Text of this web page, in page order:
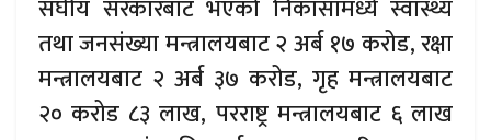
संघीय सरकारबाट भएको निकासामध्ये स्वास्थ्य
तथा जनसंख्या मन्त्रालयबाट २ अर्ब १७ करोड, रक्षा
मन्त्रालयबाट २ अर्ब ३७ करोड, गृह मन्त्रालयबाट
२० करोड ८३ लाख, परराष्ट्र मन्त्रालयबाट ६ लाख